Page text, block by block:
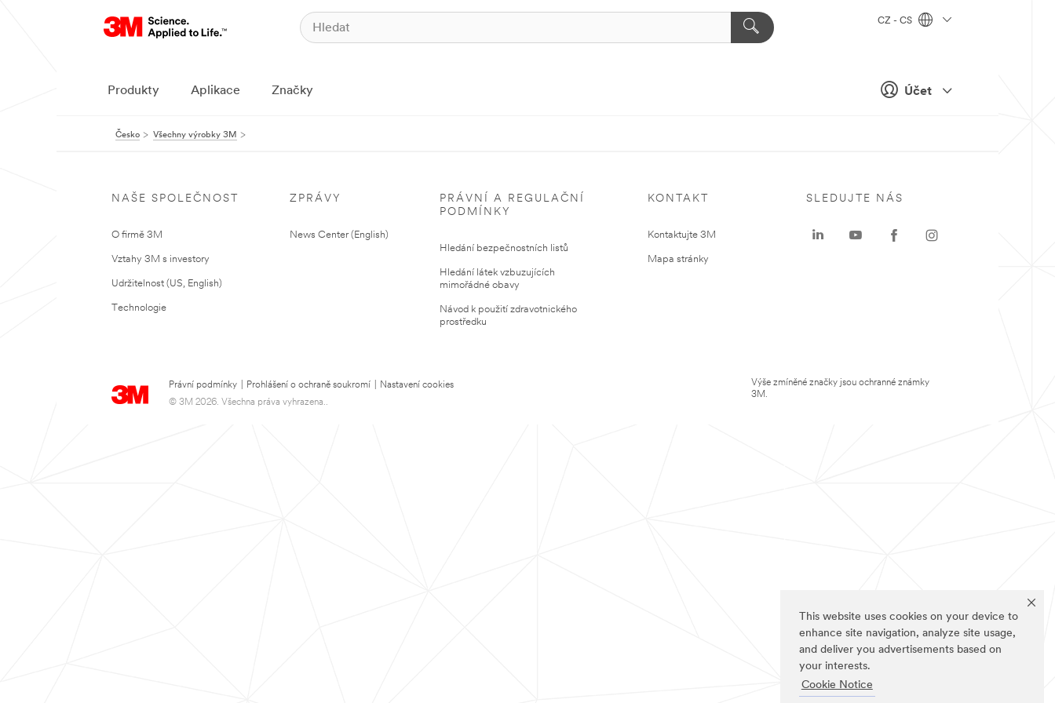
This website uses cookies on your device to
enhance site navigation, analyze site usage,
and deliver you advertisements based on
your interests.
Cookie Notice
Účet
CZ - CS
Produkty Aplikace Značky
Česko Všechny výrobky 3M
NAŠE SPOLEČNOST
O firmě 3M
Vztahy 3M s investory
Udržitelnost (US, English)
Technologie
ZPRÁVY
News Center (English)
PRÁVNÍ A REGULAČNÍ
PODMÍNKY
Hledání bezpečnostních listů
Hledání látek vzbuzujících
mimořádné obavy
Návod k použití zdravotnického
prostředku
KONTAKT
Kontaktujte 3M
Mapa stránky
Právní podmínky Prohlášení o ochraně soukromí
Nastavení cookies
© 3M 2026. Všechna práva vyhrazena..
SLEDUJTE NÁS
Výše zmíněné značky jsou ochranné známky
3M.